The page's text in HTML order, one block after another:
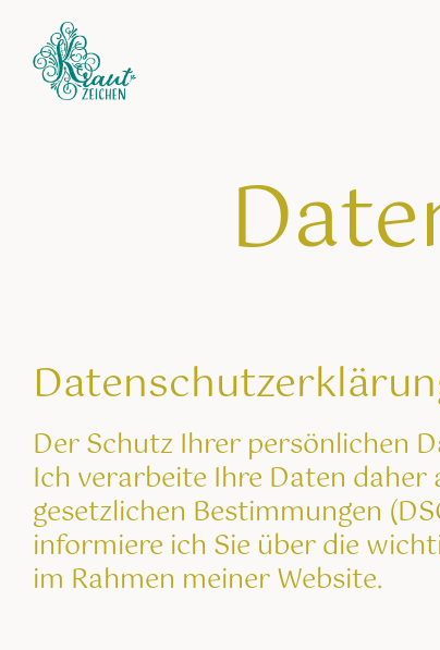
Der Schutz Ihrer persönlichen
Ich verarbeite Ihre Daten
gesetzlichen Bestimmungen
informiere ich Sie über die
im Rahmen meiner Website.